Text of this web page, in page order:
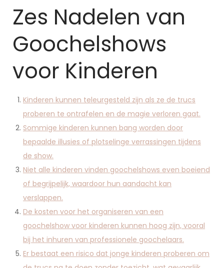
Zes Nadelen van
Goochelshows
voor Kinderen
Kinderen kunnen teleurgesteld zijn als ze de trucs
proberen te ontrafelen en de magie verloren gaat.
Sommige kinderen kunnen bang worden door
bepaalde illusies of plotselinge verrassingen tijdens
de show.
Niet alle kinderen vinden goochelshows even boeiend
of begrijpelijk, waardoor hun aandacht kan
verslappen.
De kosten voor het organiseren van een
goochelshow voor kinderen kunnen hoog zijn, vooral
bij het inhuren van professionele goochelaars.
Er bestaat een risico dat jonge kinderen proberen om